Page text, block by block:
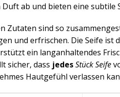
ab und bieten eine subtile
Zutaten sind so
und erfrischen. Die Seife ist
ein langanhaltendes
sicher, dass jedesStück Seife
Hautgefühl verlassen